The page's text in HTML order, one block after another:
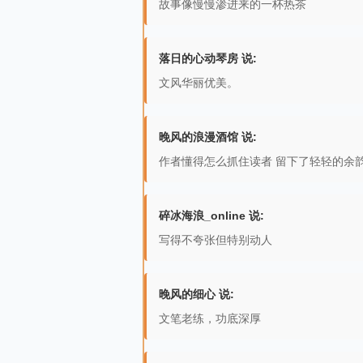
故事像慢慢渗进来的一杯热茶
落日的心动琴房 说:
文风华丽优美。
晚风的浪漫酒馆 说:
作者懂得怎么抓住读者 留下了轻轻的余
碎冰海浪_online 说:
写得不夸张但特别动人
晚风的细心 说:
文笔老练，功底深厚